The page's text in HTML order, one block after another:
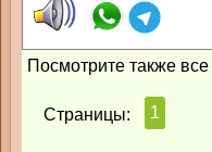
Посмотрите также все
Страницы: 1